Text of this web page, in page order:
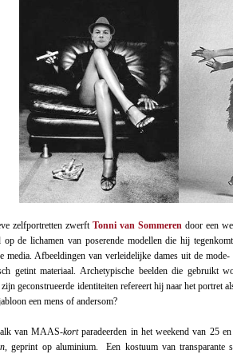
zelfportretten zwerft Tonni van Sommeren door een
op de lichamen van poserende modellen die hij
media. Afbeeldingen van verleidelijke dames uit de
getint materiaal. Archetypische beelden die gebruikt
geconstrueerde identiteiten refereert hij naar het portret
een mens of andersom?
van MAAS-kortparadeerden in het weekend van 25
, geprint op aluminium. Een kostuum van transparante